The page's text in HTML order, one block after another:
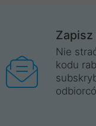
Zapisz
Nie
kodu